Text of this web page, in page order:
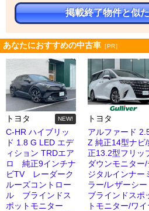
掲載終了物件と似
あなたにおすすめの中古車 ［PR］
トヨタ NEW!
C-HR ハイブリッ
ド 1.8 G LED エデ
ィション TRDエア
ロ 純正9インチナ
ビTV レーダーク
ルーズコントロー
ル ブラインドス
ポットモニター
トヨタ
アルファード
Z 純正14型ナビ
正13.2型フリッ
ダウンモニター/
ジタルインナー
ラー/レザーシー
ブラインドスポ
トモニター/ワイ